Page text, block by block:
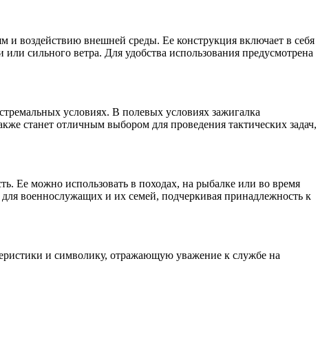
и воздействию внешней среды. Ее конструкция включает в себя
сильного ветра. Для удобства использования предусмотрена
условиях. В полевых условиях зажигалка
станет отличным выбором для проведения тактических задач,
Ее можно использовать в походах, на рыбалке или во время
военнослужащих и их семей, подчеркивая принадлежность к
и символику, отражающую уважение к службе на